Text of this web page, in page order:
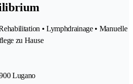
• Lymphdrainage • Manuelle
zu Hause
Lugano